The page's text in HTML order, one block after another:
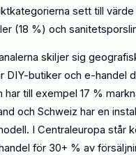
sett till värde
(18 %) och
skiljer sig
DIY-butiker och e-handel
har till exempel 17 %
och Schweiz har en
. I Centraleuropa står
för 30+ % av